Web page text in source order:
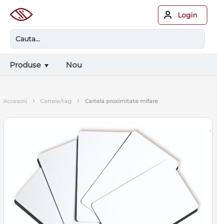
Login
Produse Nou
accesorii › cartele/tag › cartela proximitate mifare